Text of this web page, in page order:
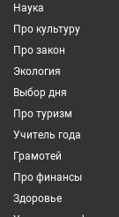
Наука
Про культуру
Про закон
Экология
Выбор дня
Про туризм
Учитель года
Грамотей
Про финансы
Здоровье